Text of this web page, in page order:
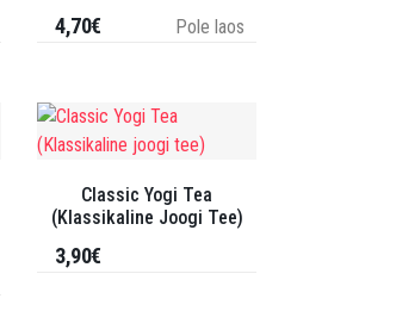
Pole laos
4,70€
Classic Yogi Tea
(Klassikaline Joogi Tee)
3,90€